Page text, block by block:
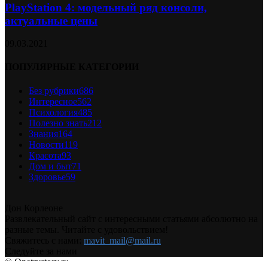
PlayStation 4: модельный ряд консоли,
актуальные цены
Без рубрики686
Интересное562
Психология485
Полезно знать212
Знания164
Новости119
Красота93
Дом и быт71
Здоровье59
mavit_mail@mail.ru